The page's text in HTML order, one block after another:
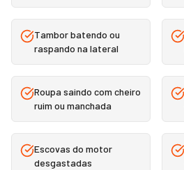
Tambor batendo ou
raspando na lateral
Roupa saindo com cheiro
ruim ou manchada
Escovas do motor
desgastadas